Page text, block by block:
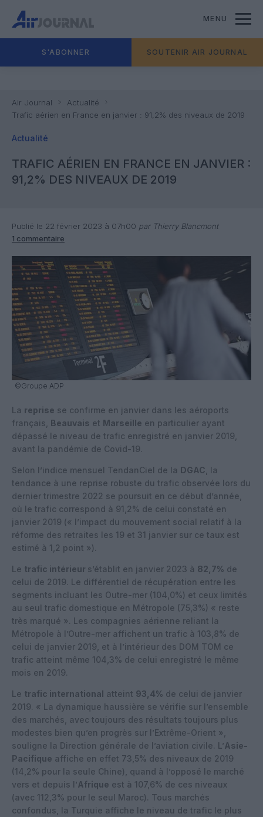
MENU
S'ABONNER SOUTENIR AIR JOURNAL
Air Journal
Actualité
Trafic aérien en France en janvier : 91,2% des niveaux de 2019
Actualité
TRAFIC AÉRIEN EN FRANCE EN JANVIER :
91,2% DES NIVEAUX DE 2019
Publié le 22 février 2023 à 07h00 par Thierry Blancmont
1 commentaire
©Groupe ADP
La reprise se confirme en janvier dans les aéroports
français, Beauvais et Marseille en particulier ayant
dépassé le niveau de trafic enregistré en janvier 2019,
avant la pandémie de Covid-19.
Selon l’indice mensuel TendanCiel de la DGAC
, la
tendance à une reprise robuste du trafic observée lors du
dernier trimestre 2022 se poursuit en ce début d’année,
où le trafic correspond à 91,2% de celui constaté en
janvier 2019 (« l’impact du mouvement social relatif à la
réforme des retraites les 19 et 31 janvier sur ce taux est
estimé à 1,2 point »).
Le trafic intérieur s’établit en janvier 2023 à 82,7% de
celui de 2019. Le différentiel de récupération entre les
segments incluant les Outre-mer (104,0%) et ceux limités
au seul trafic domestique en Métropole (75,3%) « reste
très marqué ». Les compagnies aérienne reliant la
Métropole à l’Outre-mer affichent un trafic à 103,8% de
celui de janvier 2019, et à l’intérieur des DOM TOM ce
trafic atteint même 104,3% de celui enregistré le même
mois en 2019.
Le trafic international atteint 93,4% de celui de janvier
2019. « La dynamique haussière se vérifie sur l’ensemble
des marchés, avec toujours des résultats toujours plus
modestes bien qu’en progrès sur l’Extrême-Orient »,
souligne la Direction générale de l’aviation civile. L’Asie-
Pacifique affiche en effet 73,5% des niveaux de 2019
(14,2% pour la seule Chine), quand à l’opposé le marché
vers et depuis l’Afrique est à 107,6% de ces niveaux
(avec 112,3% pour le seul Maroc). Tous marchés
confondus, la Turquie affiche le niveau de trafic le plus